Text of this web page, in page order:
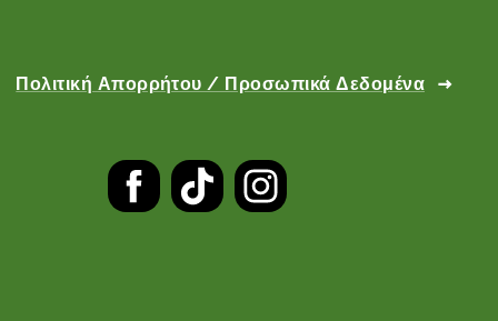
Πολιτική Απορρήτου / Προσωπικά Δεδομένα